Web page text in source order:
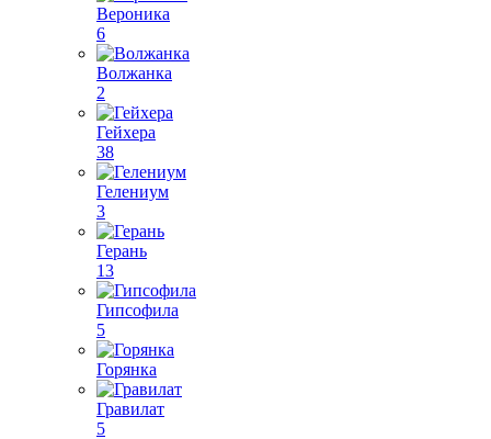
Вероника
6
Волжанка
2
Гейхера
38
Гелениум
3
Герань
13
Гипсофила
5
Горянка
Гравилат
5